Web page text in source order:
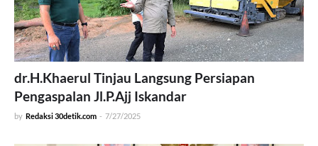
dr.H.Khaerul Tinjau Langsung Persiapan
Pengaspalan Jl.P.Ajj Iskandar
by Redaksi 30detik.com - 7/27/2025